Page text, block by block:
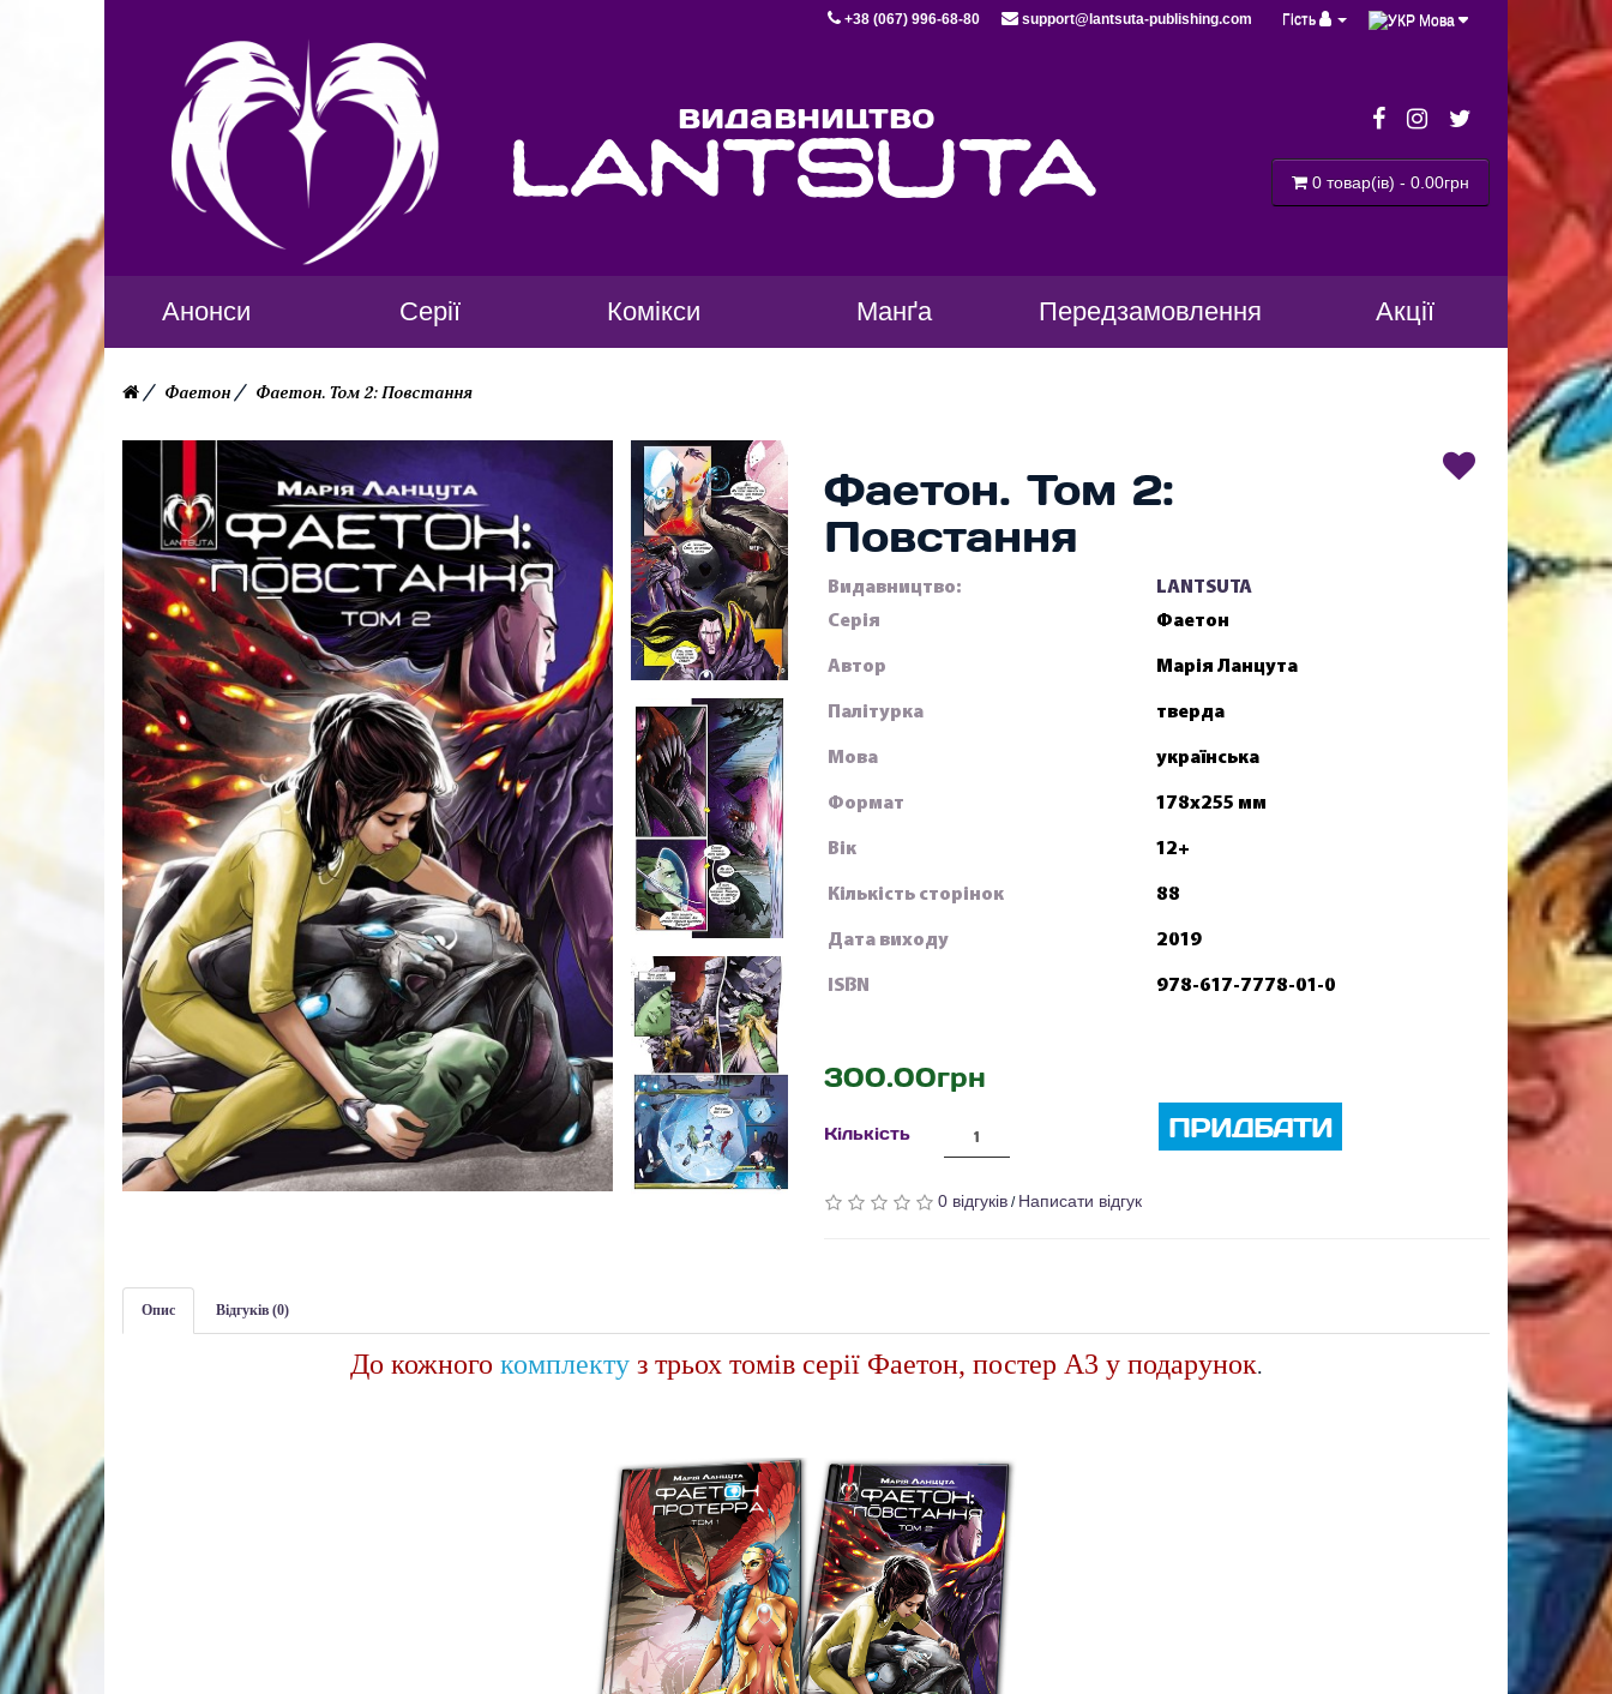
Мова
Гість
+38 (067) 996-68-80 support@lantsuta-publishing.com
видавництво
lantsuta 0 товар(ів) - 0.00грн
Анонси Серії Комікси Манґа Передзамовлення Акції
Фаетон Фаетон. Том 2: Повстання
Фаетон. Том 2:
Повстання
Видавництво:
LANTSUTA
Серія
Фаетон
Автор
Марія Ланцута
Палітурка
тверда
Мова
українська
Формат
178х255 мм
Вік
12+
Кількість сторінок
88
Дата виходу
2019
ISBN
978-617-7778-01-0
300.00грн
Кількість ПРИДБАТИ
0 відгуків / Написати відгук
Опис Відгуків (0)
До кожного комплектуз трьох томів серії Фаетон, постер А3 у подарунок.